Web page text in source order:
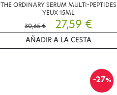
THE ORDINARY SERUM MULTI-PEPTIDES
YEUX 15ML
30,65 €
27,59 €
AÑADIR A LA CESTA
-27%